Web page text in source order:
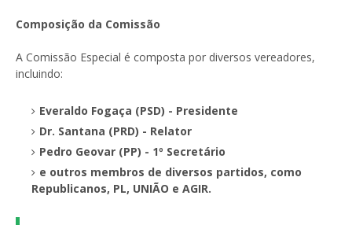
Composição da Comissão
A Comissão Especial é composta por diversos vereadores,
incluindo:
Everaldo Fogaça (PSD) - Presidente
Dr. Santana (PRD) - Relator
Pedro Geovar (PP) - 1º Secretário
e outros membros de diversos partidos, como
Republicanos, PL, UNIÃO e AGIR.